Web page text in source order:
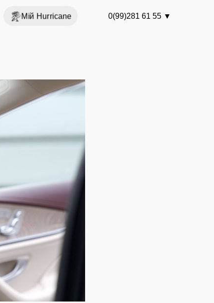
Мій Hurricane 0(99)281 61 55 ▼